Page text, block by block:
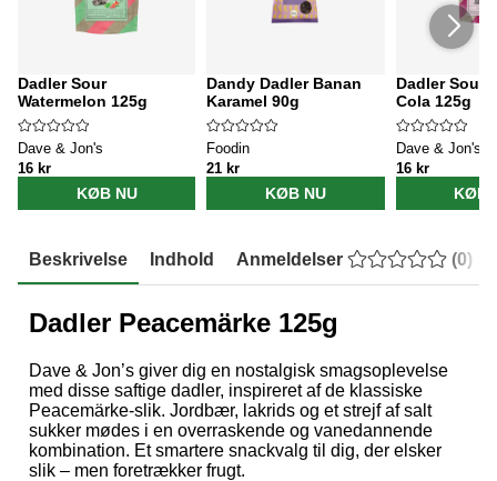
Dadler Sour
Watermelon 125g
Dave & Jon's
16 kr
KØB NU
Dandy Dadler Banan
Karamel 90g
Foodin
21 kr
KØB NU
Dadler Sour
Cola 125g
Dave & Jon's
16 kr
KØB
Beskrivelse Indhold Anmeldelser (0)
Dadler Peacemärke 125g
Dave & Jon’s giver dig en nostalgisk smagsoplevelse
med disse saftige dadler, inspireret af de klassiske
Peacemärke-slik. Jordbær, lakrids og et strejf af salt
sukker mødes i en overraskende og vanedannende
kombination. Et smartere snackvalg til dig, der elsker
slik – men foretrækker frugt.